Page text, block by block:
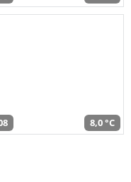
8,0 °C